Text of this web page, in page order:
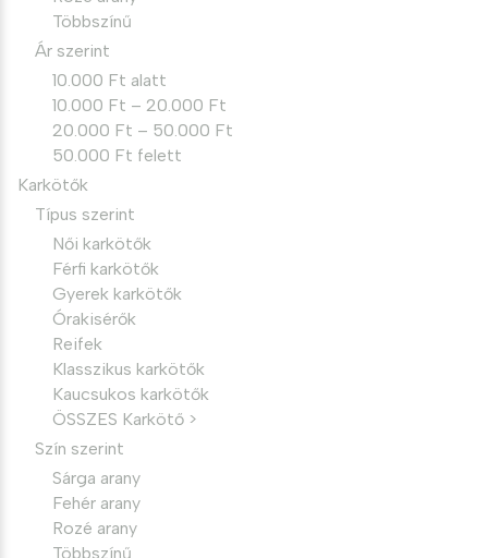
Többszínű
Ár szerint
10.000 Ft alatt
10.000 Ft – 20.000 Ft
20.000 Ft – 50.000 Ft
50.000 Ft felett
Karkötők
Típus szerint
Női karkötők
Férfi karkötők
Gyerek karkötők
Órakisérők
Reifek
Klasszikus karkötők
Kaucsukos karkötők
ÖSSZES Karkötő >
Szín szerint
Sárga arany
Fehér arany
Rozé arany
Többszínű